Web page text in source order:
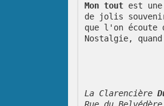
Mon tout est
de jolis
que l'on écoute
Nostalgie,
La Clarencière